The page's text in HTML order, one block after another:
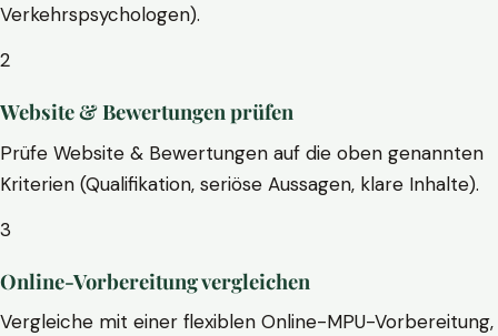
Verkehrspsychologen).
2
Website & Bewertungen prüfen
Prüfe Website & Bewertungen auf die oben genannten
Kriterien (Qualifikation, seriöse Aussagen, klare Inhalte).
3
Online-Vorbereitung vergleichen
Vergleiche mit einer flexiblen Online-MPU-Vorbereitung,